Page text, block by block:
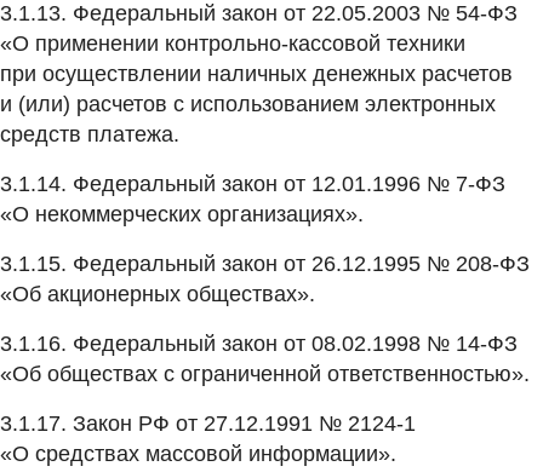
3.1.13. Федеральный закон от 22.05.2003 № 54-ФЗ
«О применении контрольно-кассовой техники
при осуществлении наличных денежных расчетов
и (или) расчетов с использованием электронных
средств платежа.
3.1.14. Федеральный закон от 12.01.1996 № 7-ФЗ
«О некоммерческих организациях».
3.1.15. Федеральный закон от 26.12.1995 № 208-ФЗ
«Об акционерных обществах».
3.1.16. Федеральный закон от 08.02.1998 № 14-ФЗ
«Об обществах с ограниченной ответственностью».
3.1.17. Закон РФ от 27.12.1991 № 2124-1
«О средствах массовой информации».